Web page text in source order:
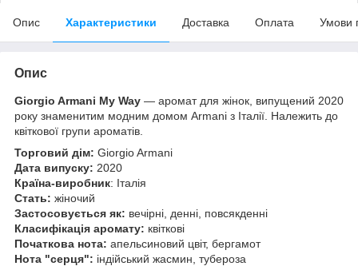
Опис Характеристики Доставка Оплата Умови
Опис
Giorgio Armani My Way — аромат для жінок, випущений 2020
року знаменитим модним домом Armani з Італії. Належить до
квіткової групи ароматів.
Торговий дім: Giorgio Armani
Дата випуску: 2020
Країна-виробник: Італія
Стать: жіночий
Застосовується як: вечірні, денні, повсякденні
Класифікація аромату: квіткові
Початкова нота: апельсиновий цвіт, бергамот
Нота "серця": індійський жасмин, тубероза